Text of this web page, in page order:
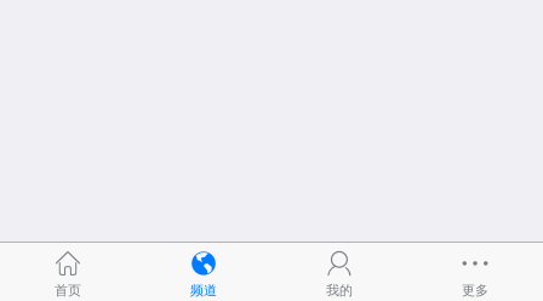
首页 频道 我的 更多